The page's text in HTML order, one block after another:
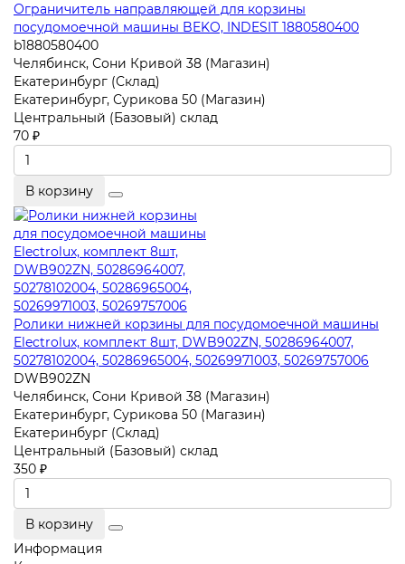
Ограничитель направляющей для корзины
посудомоечной машины BEKO, INDESIT 1880580400
b1880580400
Челябинск, Сони Кривой 38 (Магазин)
Екатеринбург (Склад)
Екатеринбург, Сурикова 50 (Магазин)
Центральный (Базовый) склад
70 ₽
В корзину
Ролики нижней корзины для посудомоечной машины
Electrolux, комплект 8шт, DWB902ZN, 50286964007,
50278102004, 50286965004, 50269971003, 50269757006
DWB902ZN
Челябинск, Сони Кривой 38 (Магазин)
Екатеринбург, Сурикова 50 (Магазин)
Екатеринбург (Склад)
Центральный (Базовый) склад
350 ₽
В корзину
Информация